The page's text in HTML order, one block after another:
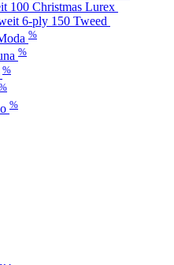
100 Christmas Lurex
6-ply 150 Tweed
%
%
%
%